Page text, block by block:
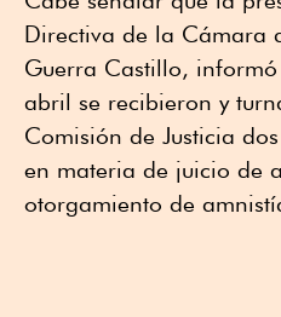
Directiva de la Cámara
Guerra Castillo,
abril se recibieron y
Comisión de Justicia
en materia de juicio de
otorgamiento de